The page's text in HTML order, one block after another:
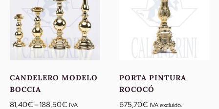
CANDELERO MODELO
BOCCIA
81,40€ - 188,50€ Rango
IVA
PORTA PINTURA
ROCOCÓ
675,70€ IVA excluido.